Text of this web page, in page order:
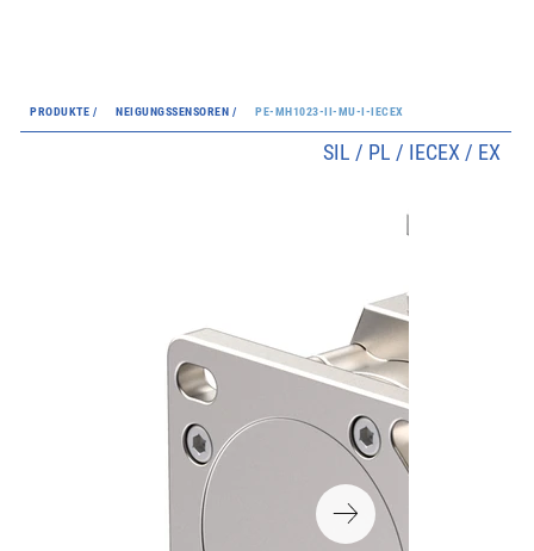
SIL / PL / IECEX / EX
PRODUKTE / NEIGUNGSSENSOREN / PE-MH1023-II-MU-I-IECEX